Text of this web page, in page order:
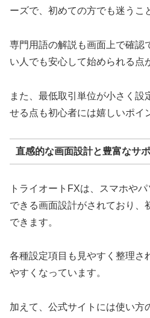
ーズで、初めての方でも迷うこ
専門用語の解説も画面上で確認
い人でも安心して始められる点
また、最低取引単位が小さく設
せる点も初心者には嬉しいポイ
直感的な画面設計と豊富なサ
トライオートFXは、スマホや
できる画面設計がされており、
できます。
各種設定項目も見やすく整理さ
やすくなっています。
加えて、公式サイトには使い方